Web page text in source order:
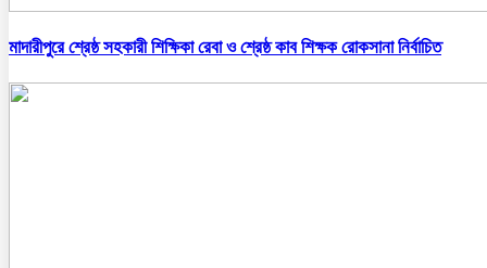
মাদারীপুরে শ্রেষ্ঠ সহকারী শিক্ষিকা রেবা ও শ্রেষ্ঠ কাব শিক্ষক রোকসানা নির্বাচিত